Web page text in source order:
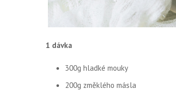
1 dávka
300g hladké mouky
200g změklého másla